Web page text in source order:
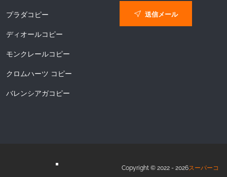
プラダコピー
ディオールコピー
モンクレールコピー
クロムハーツ コピー
バレンシアガコピー
送信メール
Copyright © 2022 - 2026スーパーコ